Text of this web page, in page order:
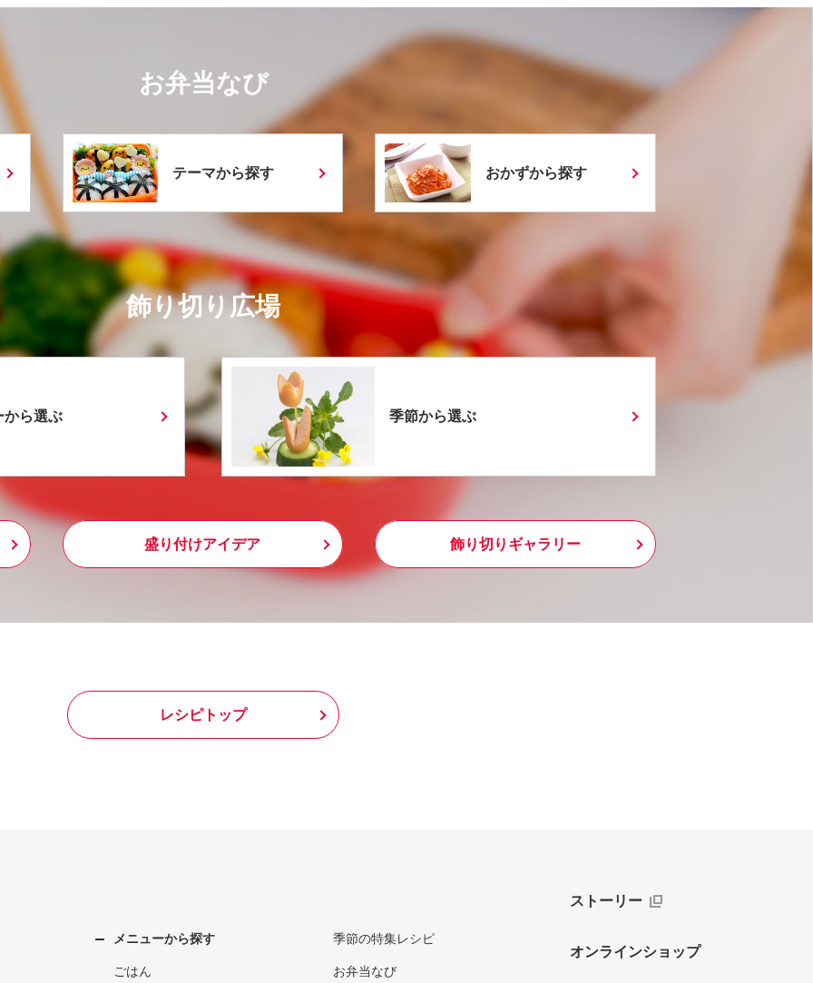
お弁当なび
テーマから探す おかずから探す
飾り切り広場
から選ぶ 季節から選ぶ
盛り付けアイデア 飾り切りギャラリー
レシピトップ
メニューから探す
ごはん
季節の特集レシピ
お弁当なび
ストーリー
オンラインショップ